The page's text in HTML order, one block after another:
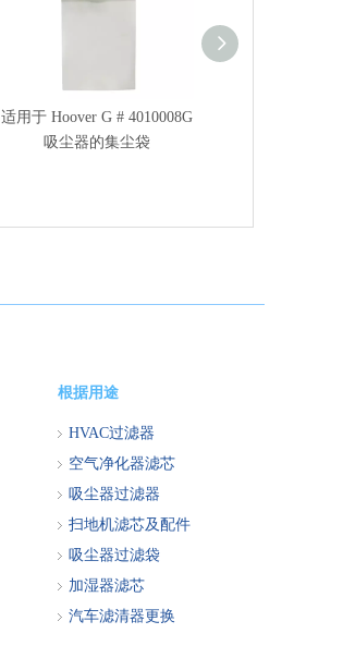
适用于 Hoover G # 4010008G
吸尘器的集尘袋
根据用途
HVAC过滤器
空气净化器滤芯
吸尘器过滤器
扫地机滤芯及配件
吸尘器过滤袋
加湿器滤芯
汽车滤清器更换